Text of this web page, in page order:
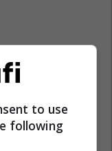
to use
following